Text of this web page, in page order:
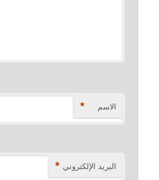
الاسم *
البريد الإلكتروني *